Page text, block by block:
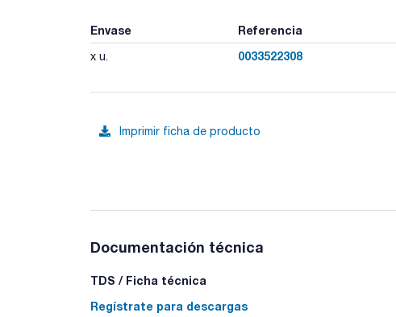
Envase Referencia
x u. 0033522308
Imprimir ficha de producto
Documentación técnica
TDS / Ficha técnica
Regístrate para descargas